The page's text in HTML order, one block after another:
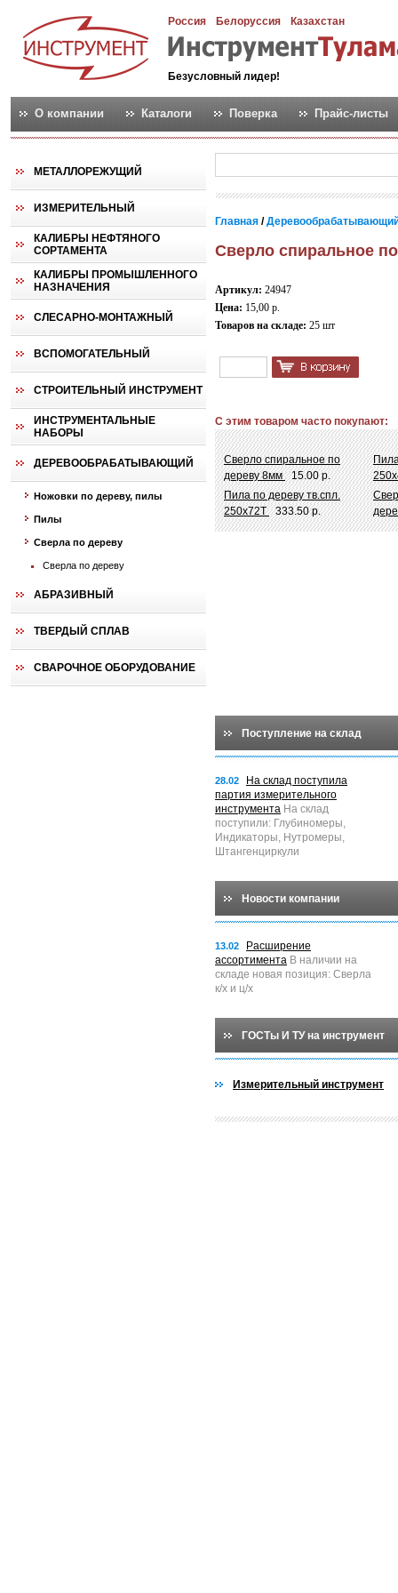
Россия Белоруссия Казахстан
Безусловный лидер!
О компании Каталоги Поверка Прайс-листы
МЕТАЛЛОРЕЖУЩИЙ
ИЗМЕРИТЕЛЬНЫЙ
КАЛИБРЫ НЕФТЯНОГО
СОРТАМЕНТА
КАЛИБРЫ ПРОМЫШЛЕННОГО
НАЗНАЧЕНИЯ
СЛЕСАРНО-МОНТАЖНЫЙ
ВСПОМОГАТЕЛЬНЫЙ
СТРОИТЕЛЬНЫЙ ИНСТРУМЕНТ
ИНСТРУМЕНТАЛЬНЫЕ
НАБОРЫ
ДЕРЕВООБРАБАТЫВАЮЩИЙ
Ножовки по дереву, пилы
Пилы
Сверла по дереву
Сверла по дереву
АБРАЗИВНЫЙ
ТВЕРДЫЙ СПЛАВ
СВАРОЧНОЕ ОБОРУДОВАНИЕ
Главная /
Сверло спиральное
Артикул: 24947
Цена: 15,00 р.
Товаров на складе: 25 шт
С этим товаром часто покупают:
Сверло спиральное по
дереву 8мм 15.00 р.
Пила по дереву тв.спл.
250х72Т 333.50 р.
Поступление на склад
28.02
На склад поступила
партия измерительного
инструмента На склад
поступили: Глубиномеры,
Индикаторы, Нутромеры,
Штангенциркули
Новости компании
13.02
Расширение
ассортимента В наличии на
складе новая позиция: Сверла
к/х и ц/х
ГОСТы И ТУ на инструмент
Измерительный инструмент